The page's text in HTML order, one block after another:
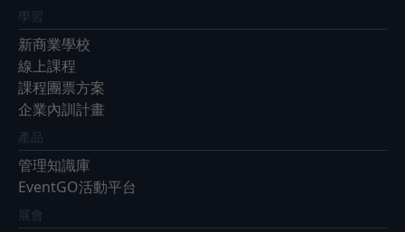
學習
新商業學校
線上課程
課程團票方案
企業內訓計畫
產品
管理知識庫
EventGO活動平台
展會